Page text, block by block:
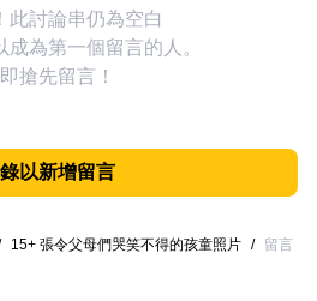
此討論串仍為空白
成為第一個留言的人。
搶先留言！
以新增留言
15+ 張令父母們哭笑不得的孩童照片 / 留言